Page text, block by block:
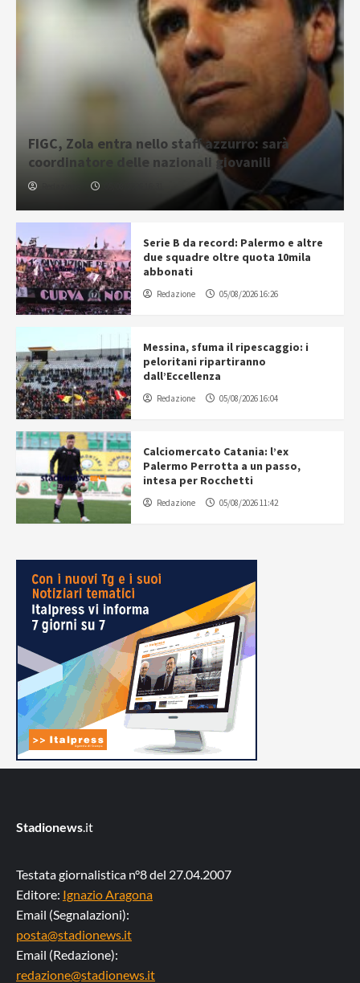
FIGC, Zola entra nello staff azzurro: sarà
coordinatore delle nazionali giovanili
Serie B da record: Palermo e altre
due squadre oltre quota 10mila
abbonati
Redazione 05/08/2026 16:26
Messina, sfuma il ripescaggio: i
peloritani ripartiranno
dall’Eccellenza
Redazione 05/08/2026 16:04
Calciomercato Catania: l’ex
Palermo Perrotta a un passo,
intesa per Rocchetti
Redazione 05/08/2026 11:42
Stadionews.it
Testata giornalistica n°8 del 27.04.2007
Editore: Ignazio Aragona
Email (Segnalazioni):
posta@stadionews.it
Email (Redazione):
redazione@stadionews.it